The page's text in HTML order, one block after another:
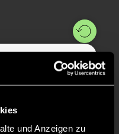
und Anzeigen zu